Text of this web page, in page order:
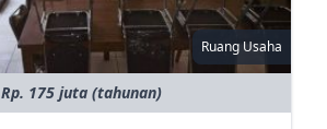
Ruang Usaha
Rp. 175 juta (tahunan)